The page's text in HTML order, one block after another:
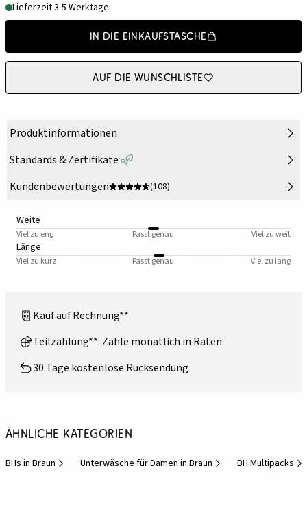
Lieferzeit 3-5 Werktage
In die Einkaufstasche
Auf die Wunschliste
Produktinformationen
Standards & Zertifikate
Kundenbewertungen
(108)
Weite
Viel zu eng Passt genau Viel zu weit
Länge
Viel zu kurz Passt genau Viel zu lang
Kauf auf Rechnung**
Teilzahlung**: Zahle monatlich in Raten
30 Tage kostenlose Rücksendung
Ähnliche Kategorien
BHs in Braun Unterwäsche für Damen in Braun BH Multipacks